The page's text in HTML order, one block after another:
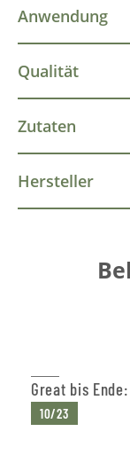
Anwendung
Qualität
Zutaten
Hersteller
Great bis Ende:
10/23